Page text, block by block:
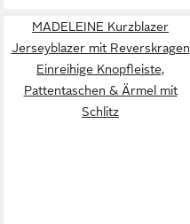
MADELEINE Kurzblazer
Jerseyblazer mit Reverskragen
Einreihige Knopfleiste,
Pattentaschen & Ärmel mit
Schlitz